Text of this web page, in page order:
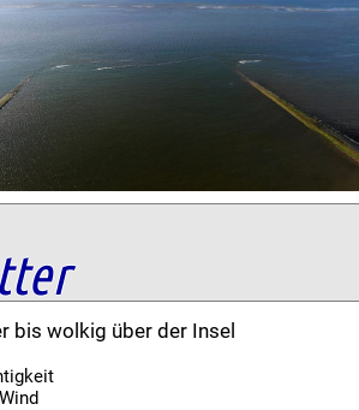
bis wolkig über der Insel